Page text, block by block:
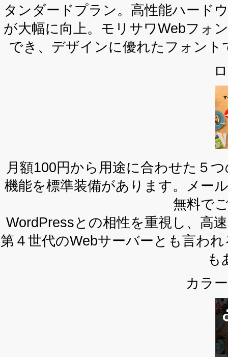
タンダードプラン。高性能ハード
が大幅に向上。モリサワWebフォ
でき、デザインに優れたフォン
月額100円から用途に合わせた５
機能を標準装備があります。メー
無料で
WordPressとの相性を重視し、高
第４世代のWebサーバーとも言わ
も
カラ